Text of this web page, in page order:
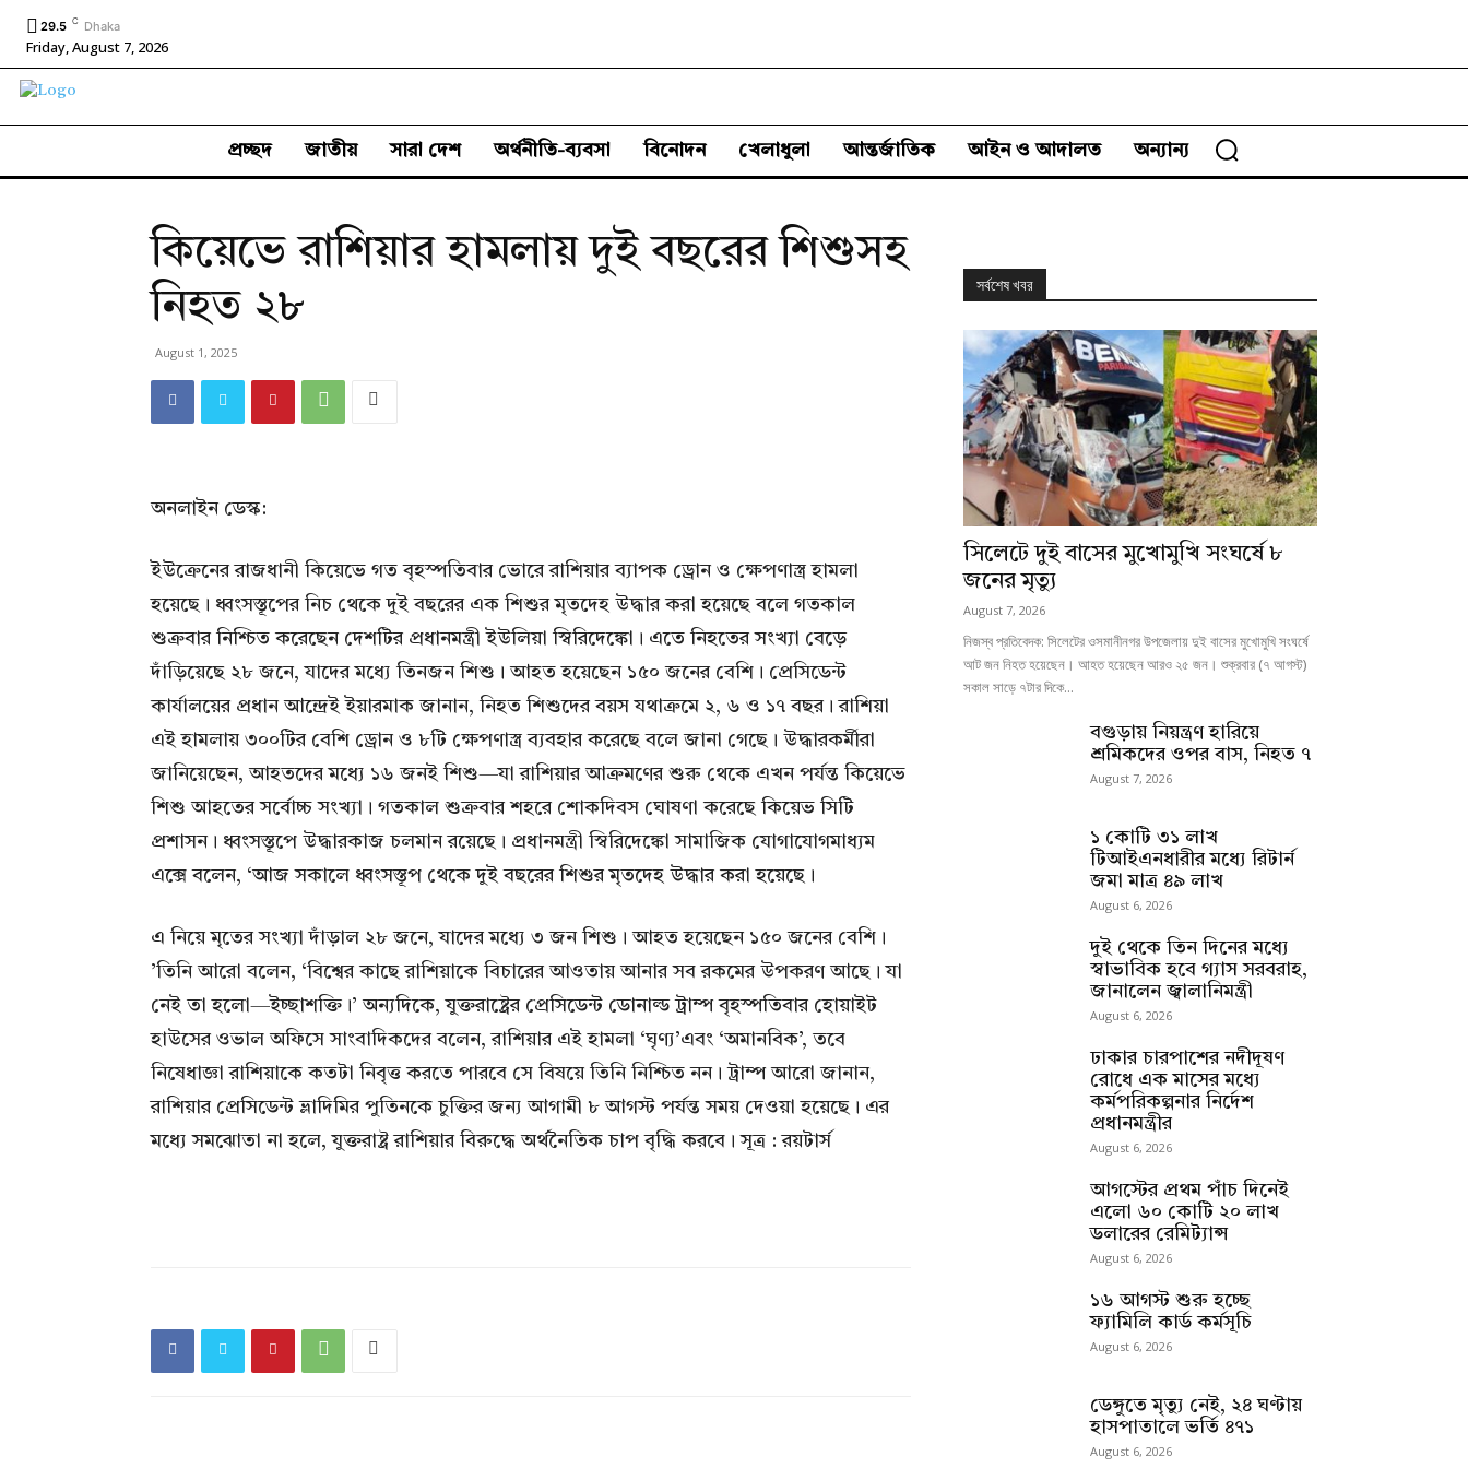
29.5 C Dhaka
Friday, August 7, 2026
প্রচ্ছদ জাতীয় সারা দেশ অর্থনীতি-ব্যবসা বিনোদন খেলাধুলা আন্তর্জাতিক আইন ও আদালত অন্যান্য
কিয়েভে রাশিয়ার হামলায় দুই বছরের শিশুসহ
নিহত ২৮
August 1, 2025
অনলাইন ডেস্ক:
ইউক্রেনের রাজধানী কিয়েভে গত বৃহস্পতিবার ভোরে রাশিয়ার ব্যাপক ড্রোন ও ক্ষেপণাস্ত্র হামলা
হয়েছে। ধ্বংসস্তূপের নিচ থেকে দুই বছরের এক শিশুর মৃতদেহ উদ্ধার করা হয়েছে বলে গতকাল
শুক্রবার নিশ্চিত করেছেন দেশটির প্রধানমন্ত্রী ইউলিয়া স্বিরিদেঙ্কো। এতে নিহতের সংখ্যা বেড়ে
দাঁড়িয়েছে ২৮ জনে, যাদের মধ্যে তিনজন শিশু। আহত হয়েছেন ১৫০ জনের বেশি। প্রেসিডেন্ট
কার্যালয়ের প্রধান আন্দ্রেই ইয়ারমাক জানান, নিহত শিশুদের বয়স যথাক্রমে ২, ৬ ও ১৭ বছর। রাশিয়া
এই হামলায় ৩০০টির বেশি ড্রোন ও ৮টি ক্ষেপণাস্ত্র ব্যবহার করেছে বলে জানা গেছে। উদ্ধারকর্মীরা
জানিয়েছেন, আহতদের মধ্যে ১৬ জনই শিশু—যা রাশিয়ার আক্রমণের শুরু থেকে এখন পর্যন্ত কিয়েভে
শিশু আহতের সর্বোচ্চ সংখ্যা। গতকাল শুক্রবার শহরে শোকদিবস ঘোষণা করেছে কিয়েভ সিটি
প্রশাসন। ধ্বংসস্তূপে উদ্ধারকাজ চলমান রয়েছে। প্রধানমন্ত্রী স্বিরিদেঙ্কো সামাজিক যোগাযোগমাধ্যম
এক্সে বলেন, ‘আজ সকালে ধ্বংসস্তূপ থেকে দুই বছরের শিশুর মৃতদেহ উদ্ধার করা হয়েছে।
এ নিয়ে মৃতের সংখ্যা দাঁড়াল ২৮ জনে, যাদের মধ্যে ৩ জন শিশু। আহত হয়েছেন ১৫০ জনের বেশি।
’তিনি আরো বলেন, ‘বিশ্বের কাছে রাশিয়াকে বিচারের আওতায় আনার সব রকমের উপকরণ আছে। যা
নেই তা হলো—ইচ্ছাশক্তি।’ অন্যদিকে, যুক্তরাষ্ট্রের প্রেসিডেন্ট ডোনাল্ড ট্রাম্প বৃহস্পতিবার হোয়াইট
হাউসের ওভাল অফিসে সাংবাদিকদের বলেন, রাশিয়ার এই হামলা ‘ঘৃণ্য’এবং ‘অমানবিক’, তবে
নিষেধাজ্ঞা রাশিয়াকে কতটা নিবৃত্ত করতে পারবে সে বিষয়ে তিনি নিশ্চিত নন। ট্রাম্প আরো জানান,
রাশিয়ার প্রেসিডেন্ট ভ্লাদিমির পুতিনকে চুক্তির জন্য আগামী ৮ আগস্ট পর্যন্ত সময় দেওয়া হয়েছে। এর
মধ্যে সমঝোতা না হলে, যুক্তরাষ্ট্র রাশিয়ার বিরুদ্ধে অর্থনৈতিক চাপ বৃদ্ধি করবে। সূত্র : রয়টার্স
সর্বশেষ খবর
সিলেটে দুই বাসের মুখোমুখি সংঘর্ষে ৮
জনের মৃত্যু
August 7, 2026
নিজস্ব প্রতিবেদক: সিলেটের ওসমানীনগর উপজেলায় দুই বাসের মুখোমুখি সংঘর্ষে
আট জন নিহত হয়েছেন। আহত হয়েছেন আরও ২৫ জন। শুক্রবার (৭ আগস্ট)
সকাল সাড়ে ৭টার দিকে...
বগুড়ায় নিয়ন্ত্রণ হারিয়ে
শ্রমিকদের ওপর বাস, নিহত ৭
August 7, 2026
১ কোটি ৩১ লাখ
টিআইএনধারীর মধ্যে রিটার্ন
জমা মাত্র ৪৯ লাখ
August 6, 2026
দুই থেকে তিন দিনের মধ্যে
স্বাভাবিক হবে গ্যাস সরবরাহ,
জানালেন জ্বালানিমন্ত্রী
August 6, 2026
ঢাকার চারপাশের নদীদূষণ
রোধে এক মাসের মধ্যে
কর্মপরিকল্পনার নির্দেশ
প্রধানমন্ত্রীর
August 6, 2026
আগস্টের প্রথম পাঁচ দিনেই
এলো ৬০ কোটি ২০ লাখ
ডলারের রেমিট্যান্স
August 6, 2026
১৬ আগস্ট শুরু হচ্ছে
ফ্যামিলি কার্ড কর্মসূচি
August 6, 2026
ডেঙ্গুতে মৃত্যু নেই, ২৪ ঘণ্টায়
হাসপাতালে ভর্তি ৪৭১
August 6, 2026